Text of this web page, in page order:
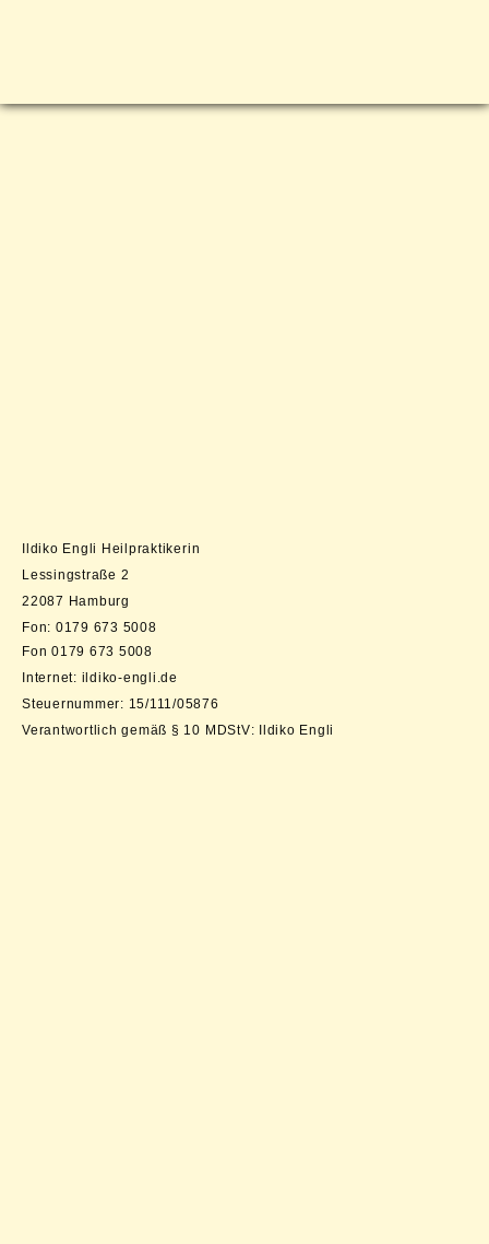
Ildiko Engli Heilpraktikerin
Lessingstraße 2
22087 Hamburg
Fon: 0179 673 5008
Fon 0179 673 5008
Internet: ildiko-engli.de
Steuernummer: 15/111/05876
Verantwortlich gemäß § 10 MDStV: Ildiko Engli